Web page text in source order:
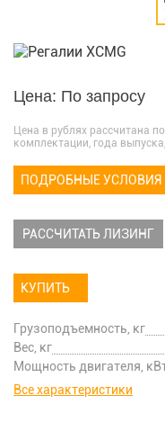
Цена: По запросу
Цена в рублях рассчитана
комплектации, года
ПОДРОБНЫЕ УСЛОВИЯ
РАССЧИТАТЬ ЛИЗИНГ
КУПИТЬ
Грузоподъемность, кг
Вес, кг
Мощность двигателя,
Все характеристики